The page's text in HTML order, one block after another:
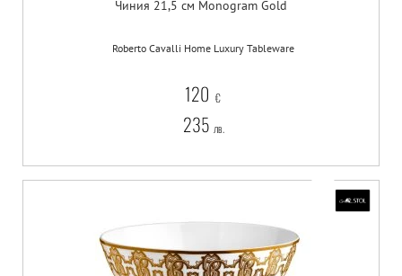
Чиния 21,5 см Monogram Gold
Roberto Cavalli Home Luxury Tableware
120 €
235 лв.